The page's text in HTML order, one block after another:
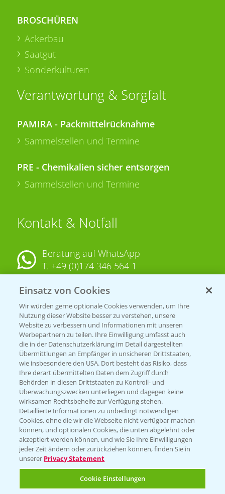
BROSCHÜREN
Ackerbau
Saatgut
Sonderkulturen
Verantwortung & Sorgfalt
PAMIRA - Packmittelrücknahme
Sammelstellen und Termine
PRE - Chemikalien sicher entsorgen
Sammelstellen und Termine
Kontakt & Notfall
Beratung auf WhatsApp
T. +49 (0)174 346 564 1
KONTAKT
Hilfe in Notfällen
T.+49 (0)214/30-20220
Folgen Sie uns
Einsatz von Cookies
Wir würden gerne optionale Cookies verwenden, um Ihre
Nutzung dieser Website besser zu verstehen, unsere
Website zu verbessern und Informationen mit unseren
Werbepartnern zu teilen. Ihre Einwilligung umfasst auch
die in der Datenschutzerklärung im Detail dargestellten
Übermittlungen an Empfänger in unsicheren Drittstaaten,
wie insbesondere den USA. Dort besteht das Risiko, dass
Ihre derart übermittelten Daten dem Zugriff durch
Behörden in diesen Drittstaaten zu Kontroll- und
Überwachungszwecken unterliegen und dagegen keine
wirksamen Rechtsbehelfe zur Verfügung stehen.
Detaillierte Informationen zu unbedingt notwendigen
Cookies, ohne die wir die Webseite nicht verfügbar machen
können, und optionalen Cookies, die unten abgelehnt oder
akzeptiert werden können, und wie Sie Ihre Einwilligungen
jeder Zeit ändern oder zurückziehen können, finden Sie in
unserer Privacy Statement
Cookie Einstellungen